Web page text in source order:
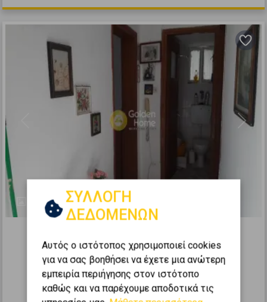
Next
267374
Μονοκατοικία 50τ.μ. προς πώληση
ΑΜΑΡΥΝΘΟΣ - Μονή Αγίου Νικολάου
2
1 0 (Υπερυψ. Ισόγειο)
ΣΥΛΛΟΓΗ
ΔΕΔΟΜΕΝΩΝ
Αυτός ο ιστότοπος χρησιμοποιεί cookies
για να σας βοηθήσει να έχετε μια ανώτερη
εμπειρία περιήγησης στον ιστότοπο
καθώς και να παρέχουμε αποδοτικά τις